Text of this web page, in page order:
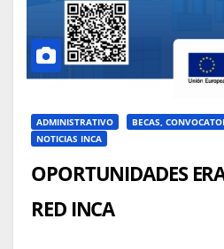
ADMINISTRATIVO BECAS,
NOTICIAS INCA
OPORTUNIDADES
RED INCA